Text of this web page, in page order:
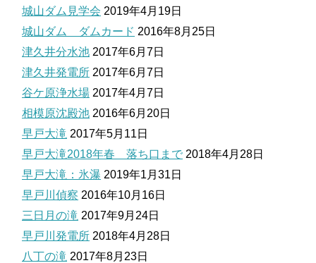
城山ダム見学会 2019年4月19日
城山ダム ダムカード 2016年8月25日
津久井分水池 2017年6月7日
津久井発電所 2017年6月7日
谷ケ原浄水場 2017年4月7日
相模原沈殿池 2016年6月20日
早戸大滝 2017年5月11日
早戸大滝2018年春 落ち口まで 2018年4月28日
早戸大滝：氷瀑 2019年1月31日
早戸川偵察 2016年10月16日
三日月の滝 2017年9月24日
早戸川発電所 2018年4月28日
八丁の滝 2017年8月23日